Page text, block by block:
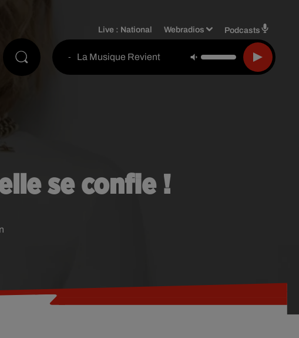
Live : National Webradios Podcasts
- La Musique Revient
se confie !